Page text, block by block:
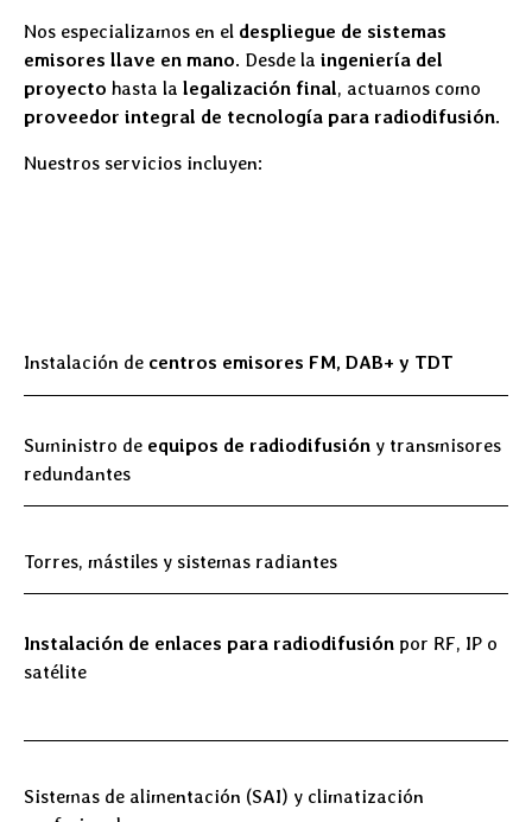
Nos especializamos en el despliegue de sistemas
emisores llave en mano. Desde la ingeniería del
proyecto hasta la legalización final, actuamos como
proveedor integral de tecnología para radiodifusión.
Nuestros servicios incluyen:
Instalación de centros emisores FM, DAB+ y TDT
Suministro de equipos de radiodifusión y transmisores
redundantes
Torres, mástiles y sistemas radiantes
Instalación de enlaces para radiodifusión por RF, IP o
satélite
Sistemas de alimentación (SAI) y climatización